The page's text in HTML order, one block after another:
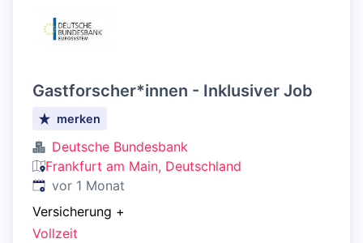
Gastforscher*innen - Inklusiver Job
merken
Deutsche Bundesbank
Frankfurt am Main, Deutschland
Veröffentlicht:
vor 1 Monat
Versicherung +
Vollzeit